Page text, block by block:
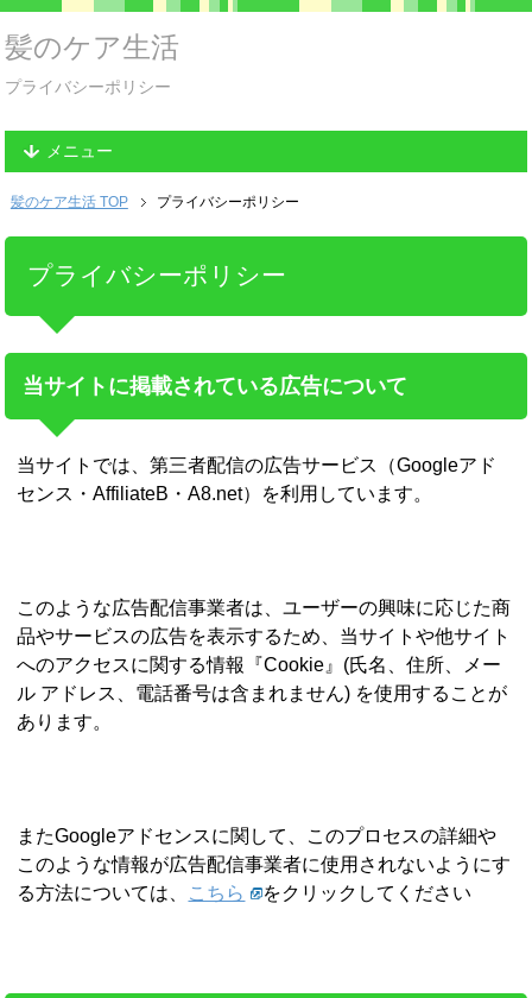
髪のケア生活
プライバシーポリシー
メニュー
髪のケア生活 TOP プライバシーポリシー
プライバシーポリシー
当サイトに掲載されている広告について
当サイトでは、第三者配信の広告サービス（Googleアド
センス・AffiliateB・A8.net）を利用しています。
このような広告配信事業者は、ユーザーの興味に応じた商
品やサービスの広告を表示するため、当サイトや他サイト
へのアクセスに関する情報『Cookie』(氏名、住所、メー
ル アドレス、電話番号は含まれません) を使用することが
あります。
またGoogleアドセンスに関して、このプロセスの詳細や
このような情報が広告配信事業者に使用されないようにす
る方法については、 こちら をクリックしてください